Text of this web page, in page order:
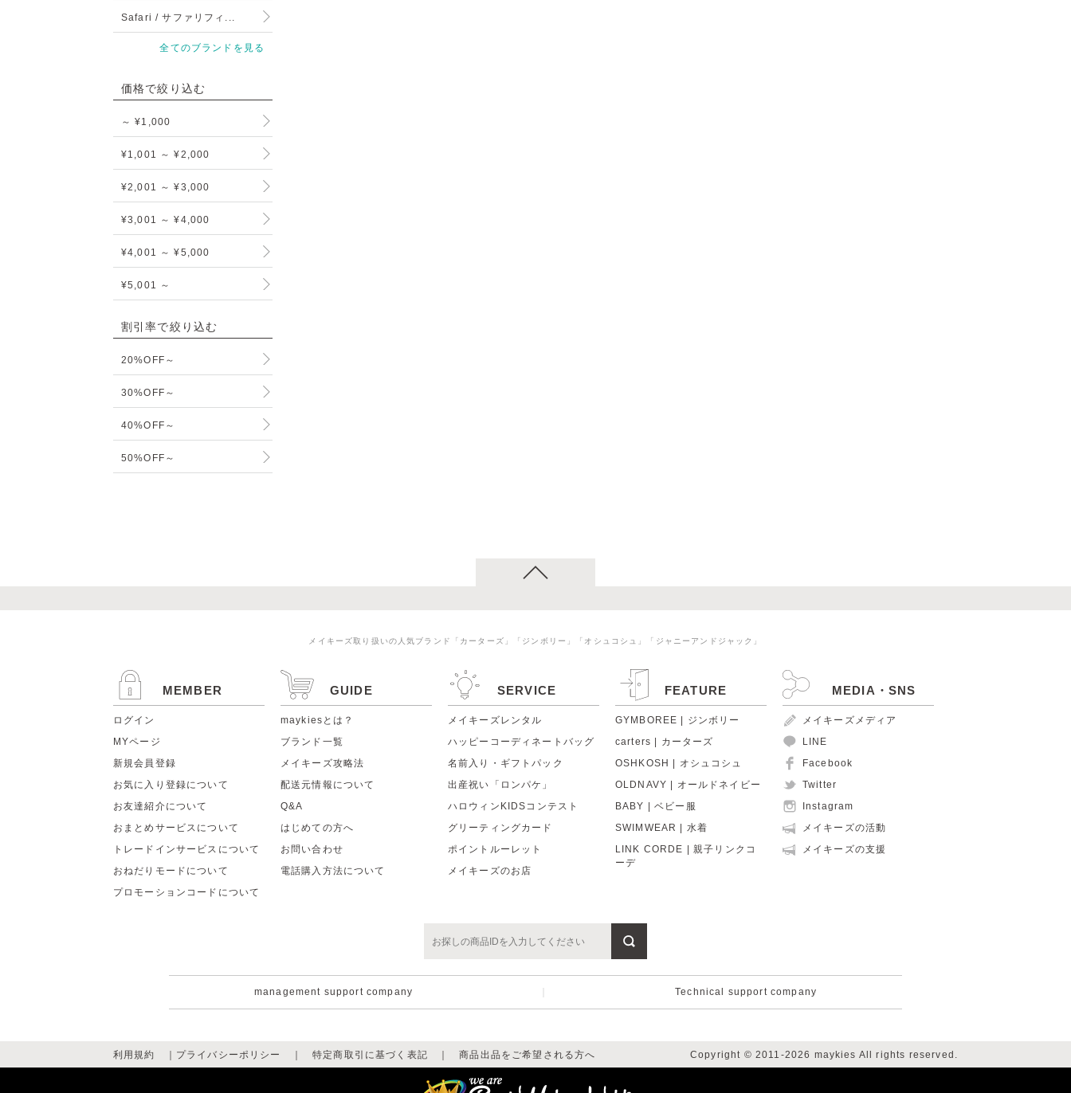
Safari / サファリフィ...
全てのブランドを見る
価格で絞り込む
～ ¥1,000
¥1,001 ～ ¥2,000
¥2,001 ～ ¥3,000
¥3,001 ～ ¥4,000
¥4,001 ～ ¥5,000
¥5,001 ～
割引率で絞り込む
20%OFF～
30%OFF～
40%OFF～
50%OFF～
メイキーズ取り扱いの人気ブランド「カーターズ」「ジンボリー」「オシュコシュ」「ジャニーアンドジャック」
MEMBER
ログイン
MYページ
新規会員登録
お気に入り登録について
お友達紹介について
おまとめサービスについて
トレードインサービスについて
おねだりモードについて
プロモーションコードについて
GUIDE
maykiesとは？
ブランド一覧
メイキーズ攻略法
配送元情報について
Q&A
はじめての方へ
お問い合わせ
電話購入方法について
SERVICE
メイキーズレンタル
ハッピーコーディネートバッグ
名前入り・ギフトパック
出産祝い「ロンパケ」
ハロウィンKIDSコンテスト
グリーティングカード
ポイントルーレット
メイキーズのお店
FEATURE
GYMBOREE | ジンボリー
carters | カーターズ
OSHKOSH | オシュコシュ
OLDNAVY | オールドネイビー
BABY | ベビー服
SWIMWEAR | 水着
LINK CORDE | 親子リンクコ
ーデ
MEDIA・SNS
メイキーズメディア
LINE
Facebook
Twitter
Instagram
メイキーズの活動
メイキーズの支援
management support company Technical support company
利用規約 ｜ プライバシーポリシー ｜特定商取引に基づく表記 ｜商品出品をご希望される方へ Copyright © 2011-2026 maykies All rights reserved.